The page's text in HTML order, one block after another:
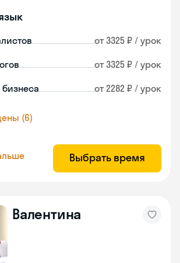
от 3325 ₽ / урок
от 3325 ₽ / урок
от 2282 ₽ / урок
(6)
Выбрать время
Валентина